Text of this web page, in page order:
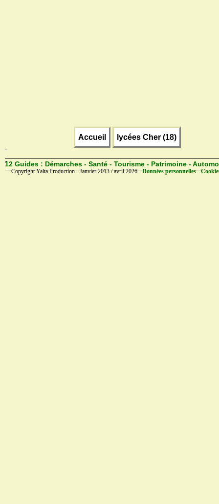
Accueil lycées Cher (18)
12 Guides : Démarches - Santé - Tourisme - Patrimoine -
Copyright Yalta Production - Janvier 2013 / avril 2026 -Données personnelles -